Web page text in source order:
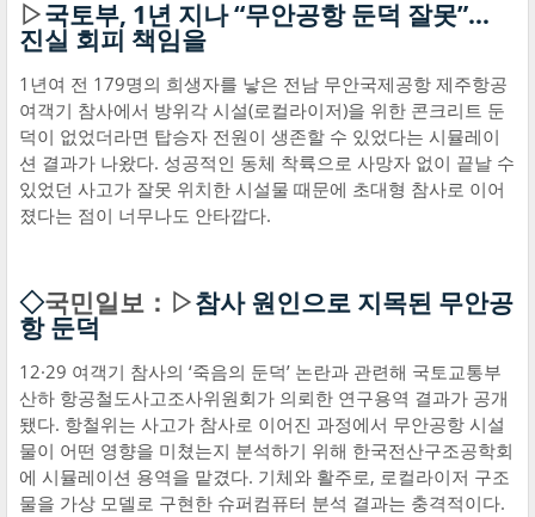
▷국토부, 1년 지나 “무안공항 둔덕 잘못”…
진실 회피 책임을
1년여 전 179명의 희생자를 낳은 전남 무안국제공항 제주항공
여객기 참사에서 방위각 시설(로컬라이저)을 위한 콘크리트 둔
덕이 없었더라면 탑승자 전원이 생존할 수 있었다는 시뮬레이
션 결과가 나왔다. 성공적인 동체 착륙으로 사망자 없이 끝날 수
있었던 사고가 잘못 위치한 시설물 때문에 초대형 참사로 이어
졌다는 점이 너무나도 안타깝다.
◇국민일보：▷참사 원인으로 지목된 무안공
항 둔덕
12·29 여객기 참사의 ‘죽음의 둔덕’ 논란과 관련해 국토교통부
산하 항공철도사고조사위원회가 의뢰한 연구용역 결과가 공개
됐다. 항철위는 사고가 참사로 이어진 과정에서 무안공항 시설
물이 어떤 영향을 미쳤는지 분석하기 위해 한국전산구조공학회
에 시뮬레이션 용역을 맡겼다. 기체와 활주로, 로컬라이저 구조
물을 가상 모델로 구현한 슈퍼컴퓨터 분석 결과는 충격적이다.